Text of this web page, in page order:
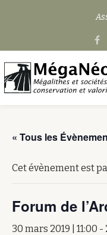
contenu
fa-
« Tous les
Cet évènement est
Forum de
30 mars 2019 | 11:00 -